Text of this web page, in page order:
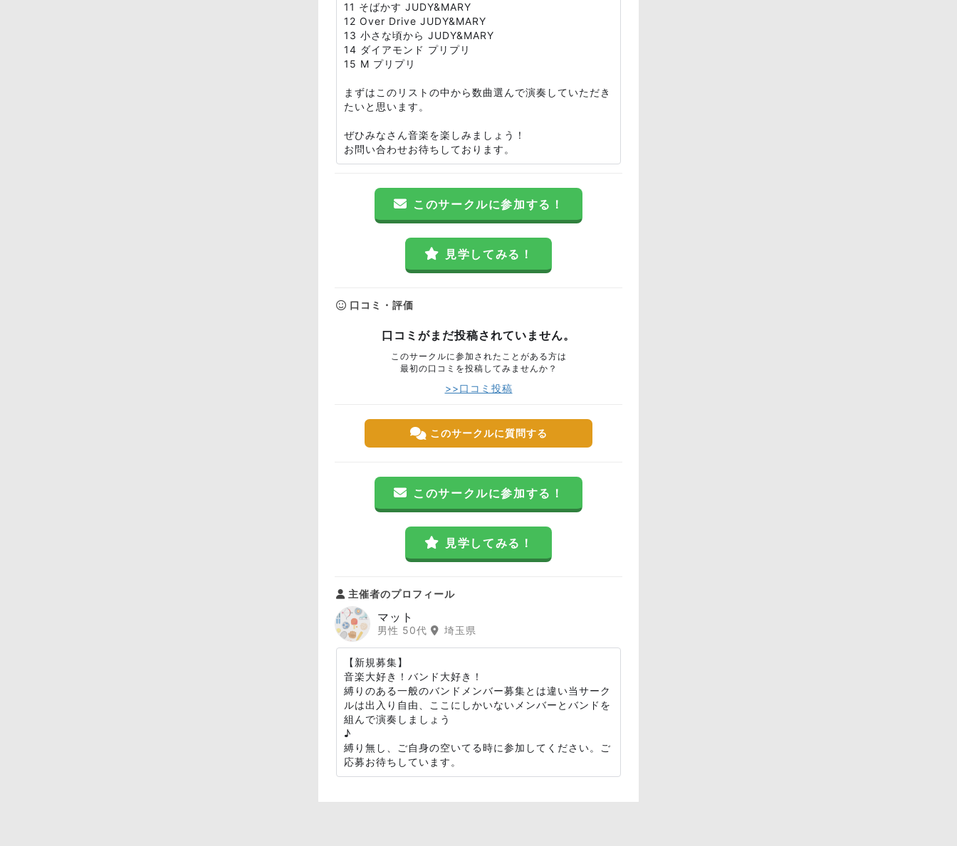
11 そばかす JUDY&MARY
12 Over Drive JUDY&MARY
13 小さな頃から JUDY&MARY
14 ダイアモンド プリプリ
15 M プリプリ
まずはこのリストの中から数曲選んで演奏していただき
たいと思います。
ぜひみなさん音楽を楽しみましょう！
お問い合わせお待ちしております。
このサークルに参加する！
見学してみる！
口コミ・評価
口コミがまだ投稿されていません。
このサークルに参加されたことがある方は
最初の口コミを投稿してみませんか？
>>口コミ投稿
このサークルに質問する
このサークルに参加する！
見学してみる！
主催者のプロフィール
マット
男性 50代 埼玉県
【新規募集】
音楽大好き！バンド大好き！
縛りのある一般のバンドメンバー募集とは違い当サーク
ルは出入り自由、ここにしかいないメンバーとバンドを
組んで演奏しましょう
♪
縛り無し、ご自身の空いてる時に参加してください。ご
応募お待ちしています。